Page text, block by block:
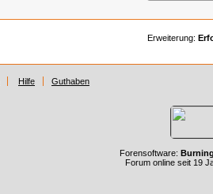
Erweiterung:
Hilfe Guthaben
Forensoftware:
Forum online seit 19